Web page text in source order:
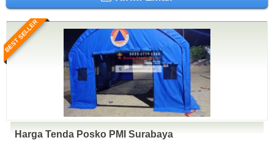
BEST SELLER
Harga Tenda Posko PMI Surabaya